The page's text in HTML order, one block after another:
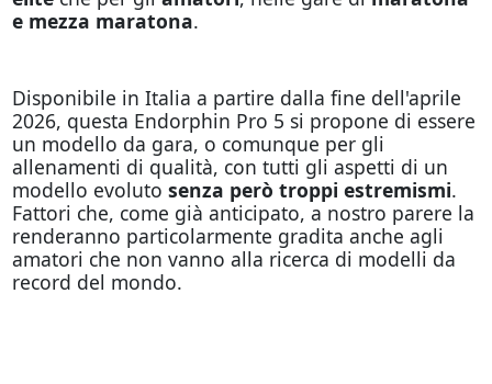
e mezza maratona.
Disponibile in Italia a partire dalla fine dell'aprile
2026, questa Endorphin Pro 5 si propone di essere
un modello da gara, o comunque per gli
allenamenti di qualità, con tutti gli aspetti di un
modello evoluto senza però troppi estremismi.
Fattori che, come già anticipato, a nostro parere la
renderanno particolarmente gradita anche agli
amatori che non vanno alla ricerca di modelli da
record del mondo.